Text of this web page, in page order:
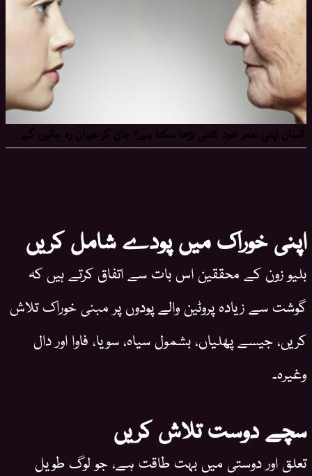
اپنی خوراک میں پودے شامل کریں
بلیو زون کے محققین اس بات سے اتفاق کرتے ہیں کہ
گوشت سے زیادہ پروٹین والے پودوں پر مبنی خوراک تلاش
کریں، جیسے پھلیاں، بشمول سیاہ، سویا، فاوا اور دال
وغیرہ۔
سچے دوست تلاش کریں
تعلق اور دوستی میں بہت طاقت ہے، جو لوگ طویل